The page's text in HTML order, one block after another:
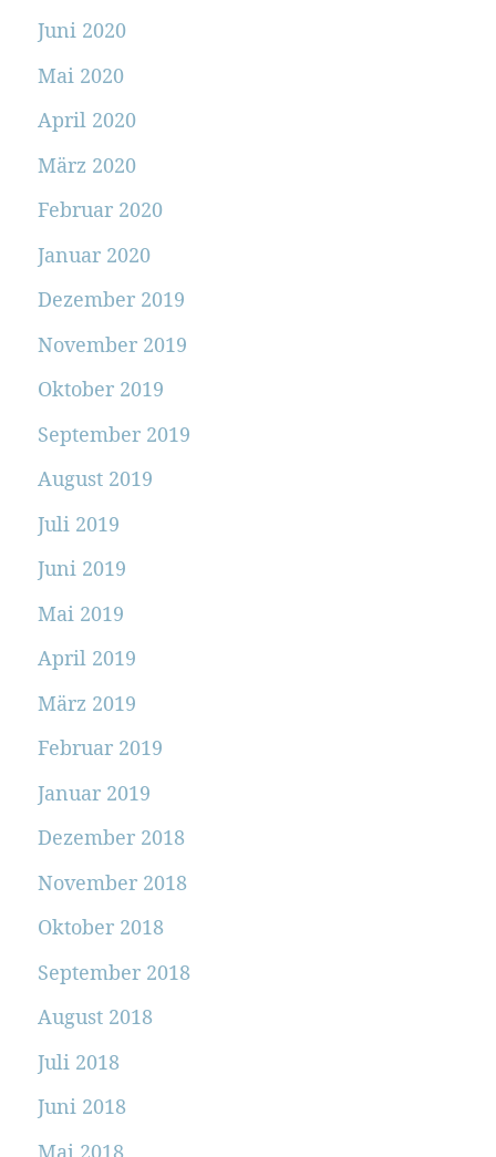
Juni 2020
Mai 2020
April 2020
März 2020
Februar 2020
Januar 2020
Dezember 2019
November 2019
Oktober 2019
September 2019
August 2019
Juli 2019
Juni 2019
Mai 2019
April 2019
März 2019
Februar 2019
Januar 2019
Dezember 2018
November 2018
Oktober 2018
September 2018
August 2018
Juli 2018
Juni 2018
Mai 2018